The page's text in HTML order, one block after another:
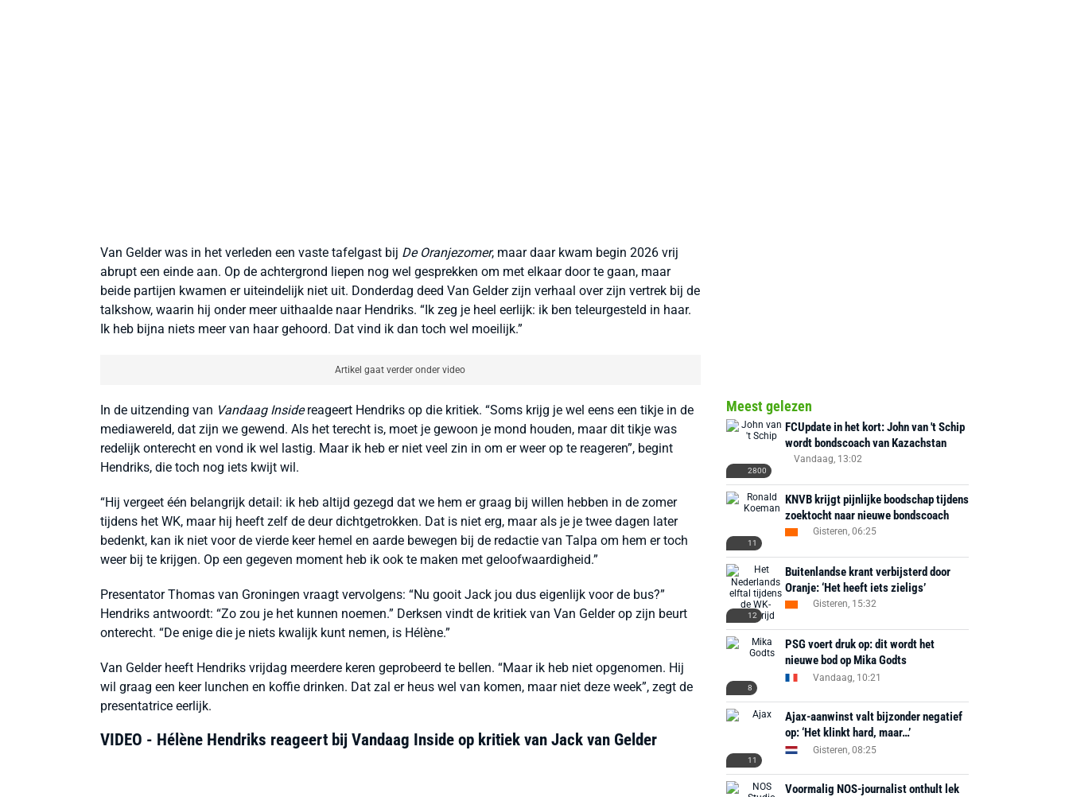
Van Gelder was in het verleden een vaste tafelgast bij De Oranjezomer, maar daar kwam begin 2026 vrij
abrupt een einde aan. Op de achtergrond liepen nog wel gesprekken om met elkaar door te gaan, maar
beide partijen kwamen er uiteindelijk niet uit. Donderdag deed Van Gelder zijn verhaal over zijn vertrek bij de
talkshow, waarin hij onder meer uithaalde naar Hendriks. “Ik zeg je heel eerlijk: ik ben teleurgesteld in haar.
Ik heb bijna niets meer van haar gehoord. Dat vind ik dan toch wel moeilijk.”
Artikel gaat verder onder video
In de uitzending van Vandaag Insidereageert Hendriks op die kritiek. “Soms krijg je wel eens een tikje in de
mediawereld, dat zijn we gewend. Als het terecht is, moet je gewoon je mond houden, maar dit tikje was
redelijk onterecht en vond ik wel lastig. Maar ik heb er niet veel zin in om er weer op te reageren”, begint
Hendriks, die toch nog iets kwijt wil.
“Hij vergeet één belangrijk detail: ik heb altijd gezegd dat we hem er graag bij willen hebben in de zomer
tijdens het WK, maar hij heeft zelf de deur dichtgetrokken. Dat is niet erg, maar als je je twee dagen later
bedenkt, kan ik niet voor de vierde keer hemel en aarde bewegen bij de redactie van Talpa om hem er toch
weer bij te krijgen. Op een gegeven moment heb ik ook te maken met geloofwaardigheid.”
Presentator Thomas van Groningen vraagt vervolgens: “Nu gooit Jack jou dus eigenlijk voor de bus?”
Hendriks antwoordt: “Zo zou je het kunnen noemen.” Derksen vindt de kritiek van Van Gelder op zijn beurt
onterecht. “De enige die je niets kwalijk kunt nemen, is Hélène.”
Van Gelder heeft Hendriks vrijdag meerdere keren geprobeerd te bellen. “Maar ik heb niet opgenomen. Hij
wil graag een keer lunchen en koffie drinken. Dat zal er heus wel van komen, maar niet deze week”, zegt de
presentatrice eerlijk.
VIDEO - Hélène Hendriks reageert bij Vandaag Inside op kritiek van Jack van Gelder
Meest gelezen
2800
FCUpdate in het kort: John van 't Schip
wordt bondscoach van Kazachstan
Vandaag, 13:02
11
KNVB krijgt pijnlijke boodschap tijdens
zoektocht naar nieuwe bondscoach
Gisteren, 06:25
12
Buitenlandse krant verbijsterd door
Oranje: ‘Het heeft iets zieligs’
Gisteren, 15:32
8
PSG voert druk op: dit wordt het
nieuwe bod op Mika Godts
Vandaag, 10:21
11
Ajax-aanwinst valt bijzonder negatief
op: ‘Het klinkt hard, maar…’
Gisteren, 08:25
Voormalig NOS-journalist onthult lek